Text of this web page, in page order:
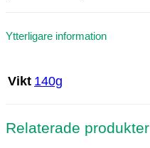
Ytterligare information
Vikt 140g
Relaterade produkter